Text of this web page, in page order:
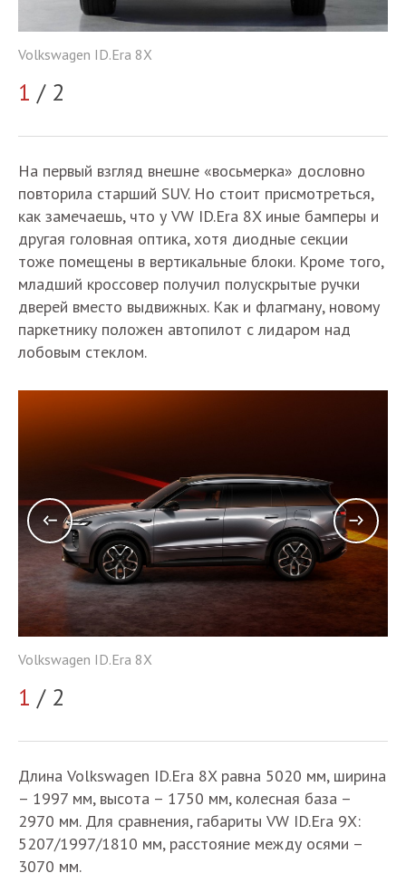
Volkswagen ID.Era 8X
1 / 2
На первый взгляд внешне «восьмерка» дословно
повторила старший SUV. Но стоит присмотреться,
как замечаешь, что у VW ID.Era 8X иные бамперы и
другая головная оптика, хотя диодные секции
тоже помещены в вертикальные блоки. Кроме того,
младший кроссовер получил полускрытые ручки
дверей вместо выдвижных. Как и флагману, новому
паркетнику положен автопилот с лидаром над
лобовым стеклом.
Volkswagen ID.Era 8X
1 / 2
Длина Volkswagen ID.Era 8X равна 5020 мм, ширина
– 1997 мм, высота – 1750 мм, колесная база –
2970 мм. Для сравнения, габариты VW ID.Era 9X:
5207/1997/1810 мм, расстояние между осями –
3070 мм.